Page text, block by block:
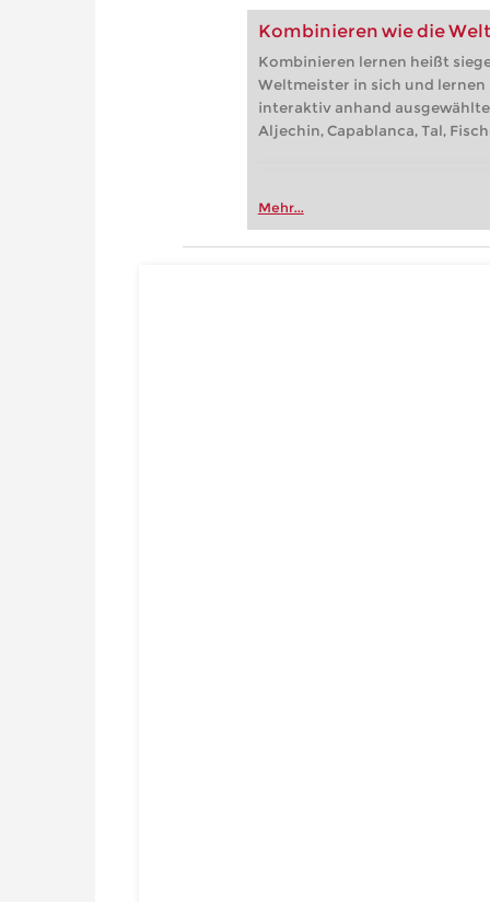
Kombinieren wie die
Kombinieren lernen heißt
Weltmeister in sich und
interaktiv anhand
Aljechin, Capablanca, Tal,
Mehr...